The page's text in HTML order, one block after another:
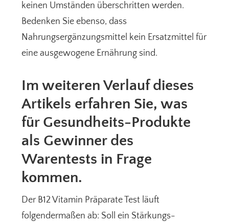
keinen Umständen überschritten werden.
Bedenken Sie ebenso, dass
Nahrungsergänzungsmittel kein Ersatzmittel für
eine ausgewogene Ernährung sind.
Im weiteren Verlauf dieses
Artikels erfahren Sie, was
für Gesundheits-Produkte
als Gewinner des
Warentests in Frage
kommen.
Der B12 Vitamin Präparate Test läuft
folgendermaßen ab: Soll ein Stärkungs-